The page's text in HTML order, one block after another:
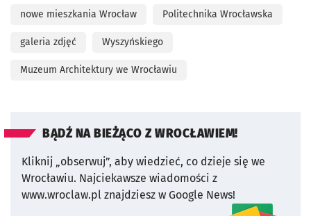
nowe mieszkania Wrocław Politechnika Wrocławska
galeria zdjęć Wyszyńskiego
Muzeum Architektury we Wrocławiu
BĄDŹ NA BIEŻĄCO Z WROCŁAWIEM!
Kliknij „obserwuj”, aby wiedzieć, co dzieje się we
Wrocławiu. Najciekawsze wiadomości z
www.wroclaw.pl znajdziesz w Google News!